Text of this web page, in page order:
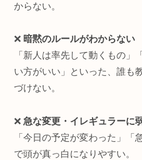
からない。
❌ 暗黙のルールがわからない
「新人は率先して動くもの」
い方がいい」といった、誰も
づけない。
❌ 急な変更・イレギュラーに
「今日の予定が変わった」「
で頭が真っ白になりやすい。